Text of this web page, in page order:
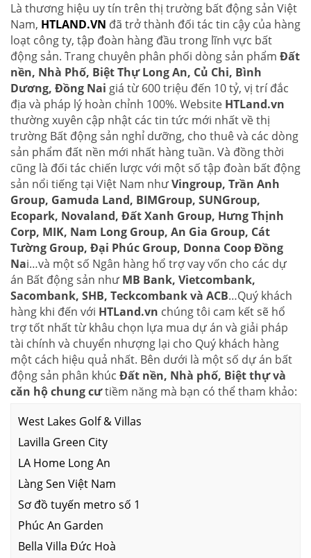
Là thương hiệu uy tín trên thị trường bất động sản Việt
Nam, HTLAND.VN đã trở thành đối tác tin cậy của hàng
loạt công ty, tập đoàn hàng đầu trong lĩnh vực bất
động sản. Trang chuyên phân phối dòng sản phẩm Đất
nền, Nhà Phố, Biệt Thự Long An, Củ Chi, Bình
Dương, Đồng Nai giá từ 600 triệu đến 10 tỷ, vị trí đắc
địa và pháp lý hoàn chỉnh 100%. Website HTLand.vn
thường xuyên cập nhật các tin tức mới nhất về thị
trường Bất động sản nghỉ dưỡng, cho thuê và các dòng
sản phẩm đất nền mới nhất hàng tuần. Và đồng thời
cũng là đối tác chiến lược với một số tập đoàn bất động
sản nổi tiếng tại Việt Nam nhưVingroup, Trần Anh
Group, Gamuda Land, BIMGroup, SUNGroup,
Ecopark, Novaland, Đất Xanh Group, Hưng Thịnh
Corp, MIK, Nam Long Group, An Gia Group, Cát
Tường Group, Đại Phúc Group, Donna Coop Đồng
Nai…và một số Ngân hàng hổ trợ vay vốn cho các dự
án Bất động sản như MB Bank, Vietcombank,
Sacombank, SHB, Teckcombank và ACB…Quý khách
hàng khi đến với HTLand.vn chúng tôi cam kết sẽ hổ
trợ tốt nhất từ khâu chọn lựa mua dự án và giải pháp
tài chính và chuyển nhượng lại cho Quý khách hàng
một cách hiệu quả nhất. Bên dưới là một số dự án bất
động sản phân khúc Đất nền, Nhà phố, Biệt thự và
căn hộ chung cưtiềm năng mà bạn có thể tham khảo:
West Lakes Golf & Villas
Lavilla Green City
LA Home Long An
Làng Sen Việt Nam
Sơ đồ tuyến metro số 1
Phúc An Garden
Bella Villa Đức Hoà